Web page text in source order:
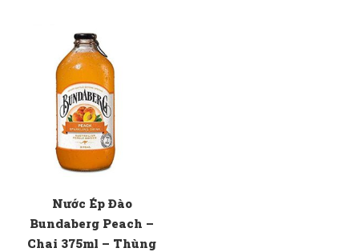
Nước Ép Đào
Bundaberg Peach –
Chai 375ml – Thùng